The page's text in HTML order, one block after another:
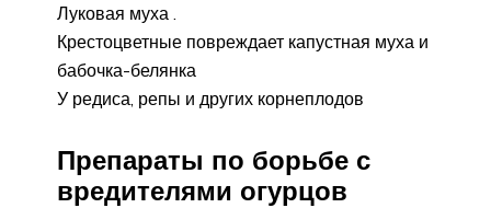
Луковая муха .
Крестоцветные повреждает капустная муха и
бабочка-белянка
У редиса, репы и других корнеплодов
Препараты по борьбе с
вредителями огурцов